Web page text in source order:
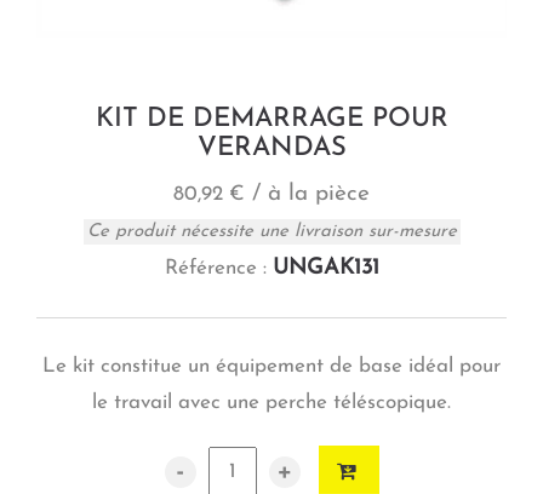
KIT DE DEMARRAGE POUR
VERANDAS
80,92 € / à la pièce
Ce produit nécessite une livraison sur-mesure
Référence : UNGAK131
Le kit constitue un équipement de base idéal pour
le travail avec une perche téléscopique.
- +